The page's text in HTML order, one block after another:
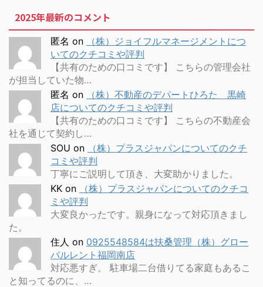
2025年最新のコメント
匿名 on
（株）ジョイフルマネージメントにつ
いてのクチコミや評判
【共有のための口コミです】 こちらの管理会社
が担当していた物…
匿名 on
（株）不動産のデパートひろた 黒崎
店についてのクチコミや評判
【共有のための口コミです】 こちらの不動産会
社を通じて契約し…
SOU on
（株）プラスジャパンについてのクチ
コミや評判
丁寧にご説明して頂き、大変助かりました。
KK on
（株）プラスジャパンについてのクチコ
ミや評判
大変良かったです。親身になって対応頂きまし
た。
住人 on 0925548584は扶桑管理（株）グロー
バルレント福岡南店
対応悪すぎ。 駐車場二台借りてる家庭もあるこ
と知ってるのに、…